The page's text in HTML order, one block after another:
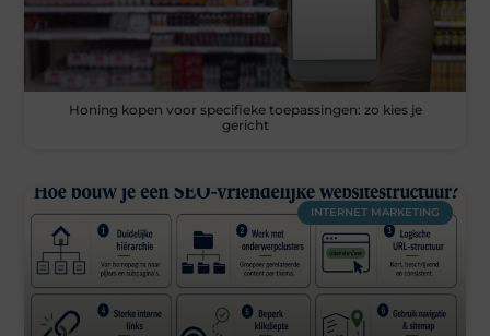
Honing kopen voor specifieke toepassingen: zo kies je
gericht
INTERNET MARKETING